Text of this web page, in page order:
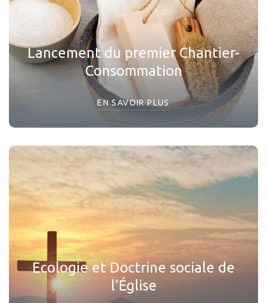
Lancement du premier Chantier-
Consommation
EN SAVOIR PLUS
Ecologie et Doctrine sociale de
l’Église